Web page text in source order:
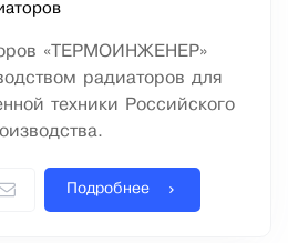
«ТЕРМОИНЖЕНЕР»
радиаторов для
техники Российского
Подробнее